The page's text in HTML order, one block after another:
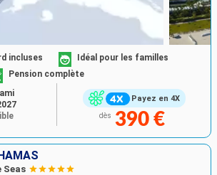
Payez en 4X
incluses
Idéal pour les familles
Pension complète
dès 390 €
Seas